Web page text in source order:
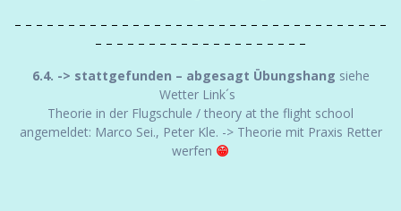
– – – – – – – – – – – – – – – – – – – – – – – – – – – – – – – – – – –
– – – – – – – – – – – – – – – – – – – –
6.4. -> stattgefunden – abgesagt Übungshang siehe
Wetter Link´s
Theorie in der Flugschule / theory at the flight school
angemeldet: Marco Sei., Peter Kle. -> Theorie mit Praxis Retter
werfen 😁